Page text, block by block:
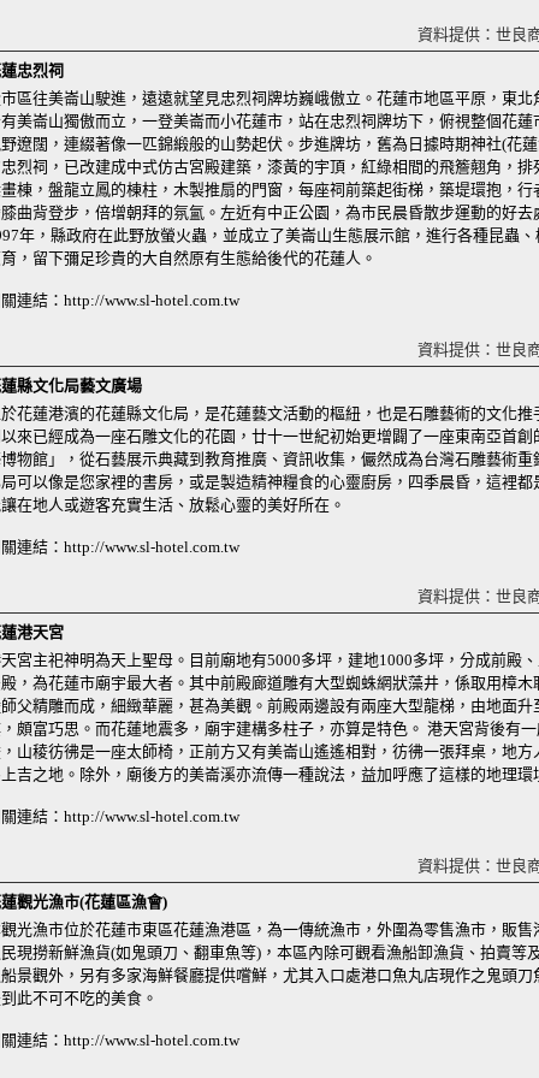
資料提供：世良
忠烈祠
區往美崙山駛進，遠遠就望見忠烈祠牌坊巍峨傲立。花蓮市地區平原，東北
美崙山獨傲而立，一登美崙而小花蓮市，站在忠烈祠牌坊下，俯視整個花蓮
遼闊，連綴著像一匹錦緞般的山勢起伏。步進牌坊，舊為日據時期神社(花
烈祠，已改建成中式仿古宮殿建築，漆黃的宇頂，紅綠相間的飛簷翹角，排
棟，盤龍立鳳的棟柱，木製推扇的門窗，每座祠前築起街梯，築堤環抱，行
曲背登步，倍增朝拜的氛氳。左近有中正公園，為市民晨昏散步運動的好去
年，縣政府在此野放螢火蟲，並成立了美崙山生態展示館，進行各種昆蟲
，留下彌足珍貴的大自然原有生態給後代的花蓮人。
連結：http://www.sl-hotel.com.tw
資料提供：世良
縣文化局藝文廣場
花蓮港濱的花蓮縣文化局，是花蓮藝文活動的樞紐，也是石雕藝術的文化推
來已經成為一座石雕文化的花園，廿十一世紀初始更增闢了一座東南亞首創
物館」，從石藝展示典藏到教育推廣、資訊收集，儼然成為台灣石雕藝術重
可以像是您家裡的書房，或是製造精神糧食的心靈廚房，四季晨昏，這裡都
在地人或遊客充實生活、放鬆心靈的美好所在。
連結：http://www.sl-hotel.com.tw
資料提供：世良
港天宮
宮主祀神明為天上聖母。目前廟地有5000多坪，建地1000多坪，分成前殿
，為花蓮市廟宇最大者。其中前殿廊道雕有大型蜘蛛網狀藻井，係取用樟木
父精雕而成，細緻華麗，甚為美觀。前殿兩邊設有兩座大型龍梯，由地面升
頗富巧思。而花蓮地震多，廟宇建構多柱子，亦算是特色。 港天宮背後有
山稜彷彿是一座太師椅，正前方又有美崙山遙遙相對，彷彿一張拜桌，地方
吉之地。除外，廟後方的美崙溪亦流傳一種說法，益加呼應了這樣的地理環
連結：http://www.sl-hotel.com.tw
資料提供：世良
觀光漁市(花蓮區漁會)
光漁市位於花蓮市東區花蓮漁港區，為一傳統漁市，外圍為零售漁市，販售
現撈新鮮漁貨(如鬼頭刀、翻車魚等)，本區內除可觀看漁船卸漁貨、拍賣等
景觀外，另有多家海鮮餐廳提供嚐鮮，尤其入口處港口魚丸店現作之鬼頭刀
此不可不吃的美食。
連結：http://www.sl-hotel.com.tw